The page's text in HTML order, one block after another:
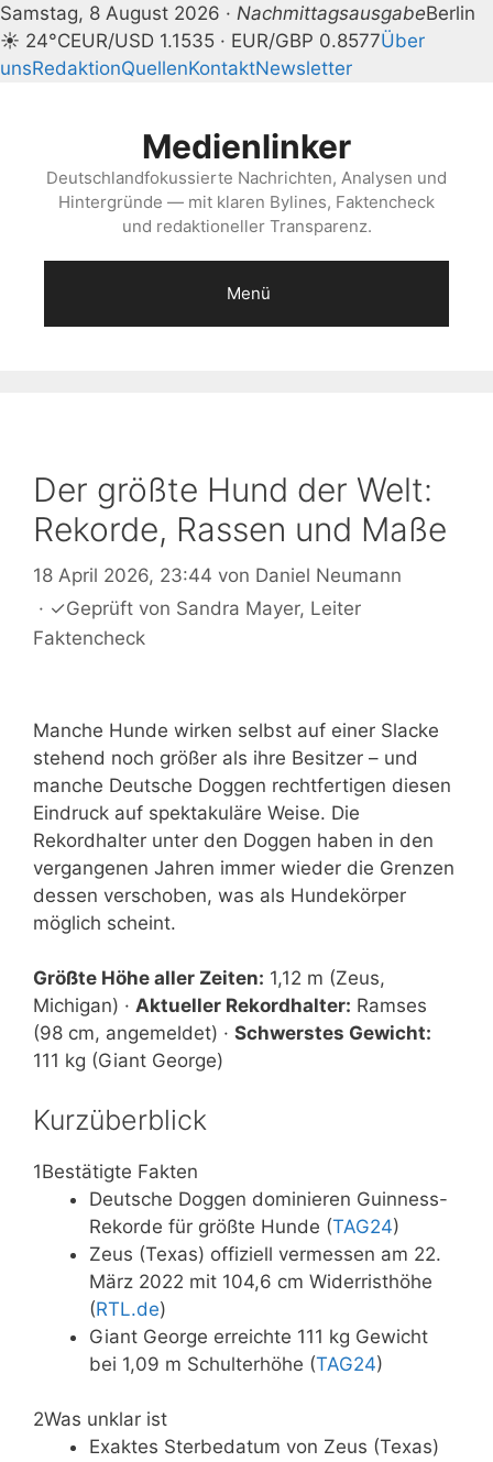
Samstag, 8 August 2026 · NachmittagsausgabeBerlin
☀ 24°CEUR/USD 1.1535 · EUR/GBP 0.8577Über
unsRedaktionQuellenKontaktNewsletter
Medienlinker
Deutschlandfokussierte Nachrichten, Analysen und
Hintergründe — mit klaren Bylines, Faktencheck
und redaktioneller Transparenz.
Menü
Der größte Hund der Welt:
Rekorde, Rassen und Maße
18 April 2026, 23:44 von Daniel Neumann
· ✓Geprüft von Sandra Mayer, Leiter
Faktencheck
Manche Hunde wirken selbst auf einer Slacke
stehend noch größer als ihre Besitzer – und
manche Deutsche Doggen rechtfertigen diesen
Eindruck auf spektakuläre Weise. Die
Rekordhalter unter den Doggen haben in den
vergangenen Jahren immer wieder die Grenzen
dessen verschoben, was als Hundekörper
möglich scheint.
Größte Höhe aller Zeiten: 1,12 m (Zeus,
Michigan) · Aktueller Rekordhalter: Ramses
(98 cm, angemeldet) · Schwerstes Gewicht:
111 kg (Giant George)
Kurzüberblick
1Bestätigte Fakten
Deutsche Doggen dominieren Guinness-
Rekorde für größte Hunde (TAG24)
Zeus (Texas) offiziell vermessen am 22.
März 2022 mit 104,6 cm Widerristhöhe
(RTL.de)
Giant George erreichte 111 kg Gewicht
bei 1,09 m Schulterhöhe (TAG24)
2Was unklar ist
Exaktes Sterbedatum von Zeus (Texas)